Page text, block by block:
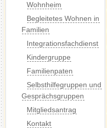
Wohnheim
Begleitetes Wohnen in
Familien
Integrationsfachdienst
Kindergruppe
Familienpaten
Selbsthilfegruppen und
Gesprächsgruppen
Mitgliedsantrag
Kontakt